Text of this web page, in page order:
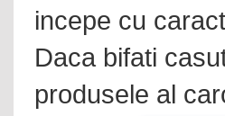
incepe cu
Daca bifati
produsele al